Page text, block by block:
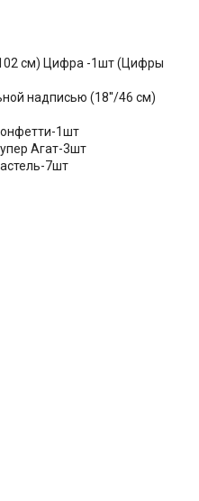
см) Цифра -1шт (Цифры
надписью (18''/46 см)
1шт
Агат-3шт
7шт